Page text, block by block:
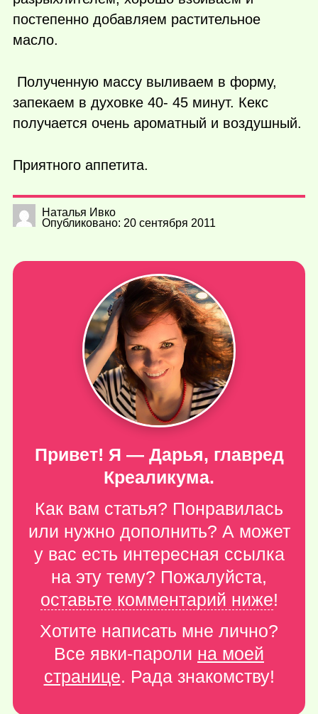
постепенно добавляем растительное
масло.
Полученную массу выливаем в форму,
запекаем в духовке 40- 45 минут. Кекс
получается очень ароматный и воздушный.
Приятного аппетита.
Наталья Ивко
Опубликовано: 20 сентября 2011
Привет! Я — Дарья, главред
Креаликума.
Как вам статья? Понравилась
или нужно дополнить? А может
у вас есть интересная ссылка
на эту тему? Пожалуйста,
оставьте комментарий ниже!
Хотите написать мне лично?
Все явки-пароли на моей
странице. Рада знакомству!